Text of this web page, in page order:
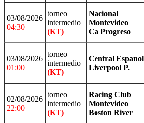
03/08/2026
04:30
torneo
intermedio
(KT)
Nacional
Montevideo
Ca Progreso
03/08/2026
01:00
torneo
intermedio
(KT)
Central Espanol
Liverpool P.
02/08/2026
22:00
torneo
intermedio
(KT)
Racing Club
Montevideo
Boston River